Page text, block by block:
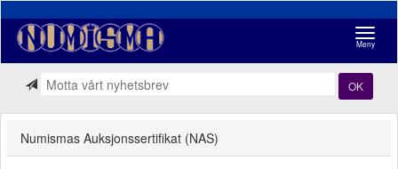
Meny
OK
Numismas Auksjonssertifikat (NAS)